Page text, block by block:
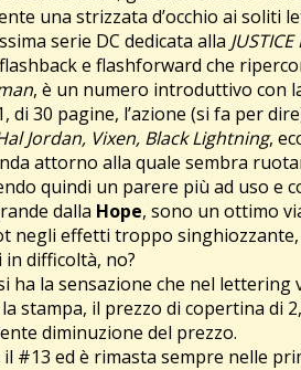
una strizzata d’occhio ai soliti
serie DC dedicata alla
e flashforward che
, è un numero introduttivo con
di 30 pagine, l’azione (si fa per
Jordan, Vixen, Black Lightning,
attorno alla quale sembra
quindi un parere più ad uso e
dalla Hope, sono un ottimo
negli effetti troppo
difficoltà, no?
la sensazione che nel lettering
il prezzo di copertina di
diminuzione del prezzo.
ed è rimasta sempre nelle